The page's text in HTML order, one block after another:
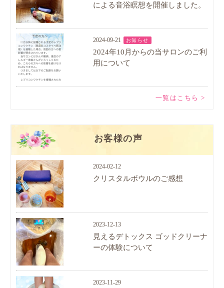
による音浴瞑想を開催しました。
2024-09-21 お知らせ
2024年10月からの当サロンのご利
用について
一覧はこちら >
お客様の声
2024-02-12
クリスタルボウルのご感想
2023-12-13
見えるデトックス ゴッドクリーナ
ーの体験について
2023-11-29